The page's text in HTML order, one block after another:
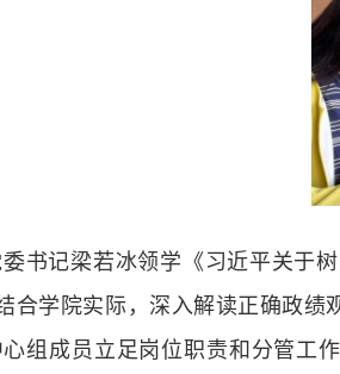
书记梁若冰领学《习近平关于
合学院实际，深入解读正确政绩
组成员立足岗位职责和分管工